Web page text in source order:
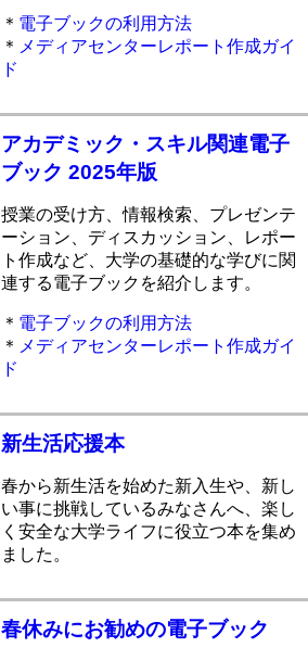
＊ 電子ブックの利用方法
＊ メディアセンターレポート作成ガイ
ド
アカデミック・スキル関連電子
ブック 2025年版
授業の受け方、情報検索、プレゼンテ
ーション、ディスカッション、レポー
ト作成など、大学の基礎的な学びに関
連する電子ブックを紹介します。
＊ 電子ブックの利用方法
＊ メディアセンターレポート作成ガイ
ド
新生活応援本
春から新生活を始めた新入生や、新し
い事に挑戦しているみなさんへ、楽し
く安全な大学ライフに役立つ本を集め
ました。
春休みにお勧めの電子ブック